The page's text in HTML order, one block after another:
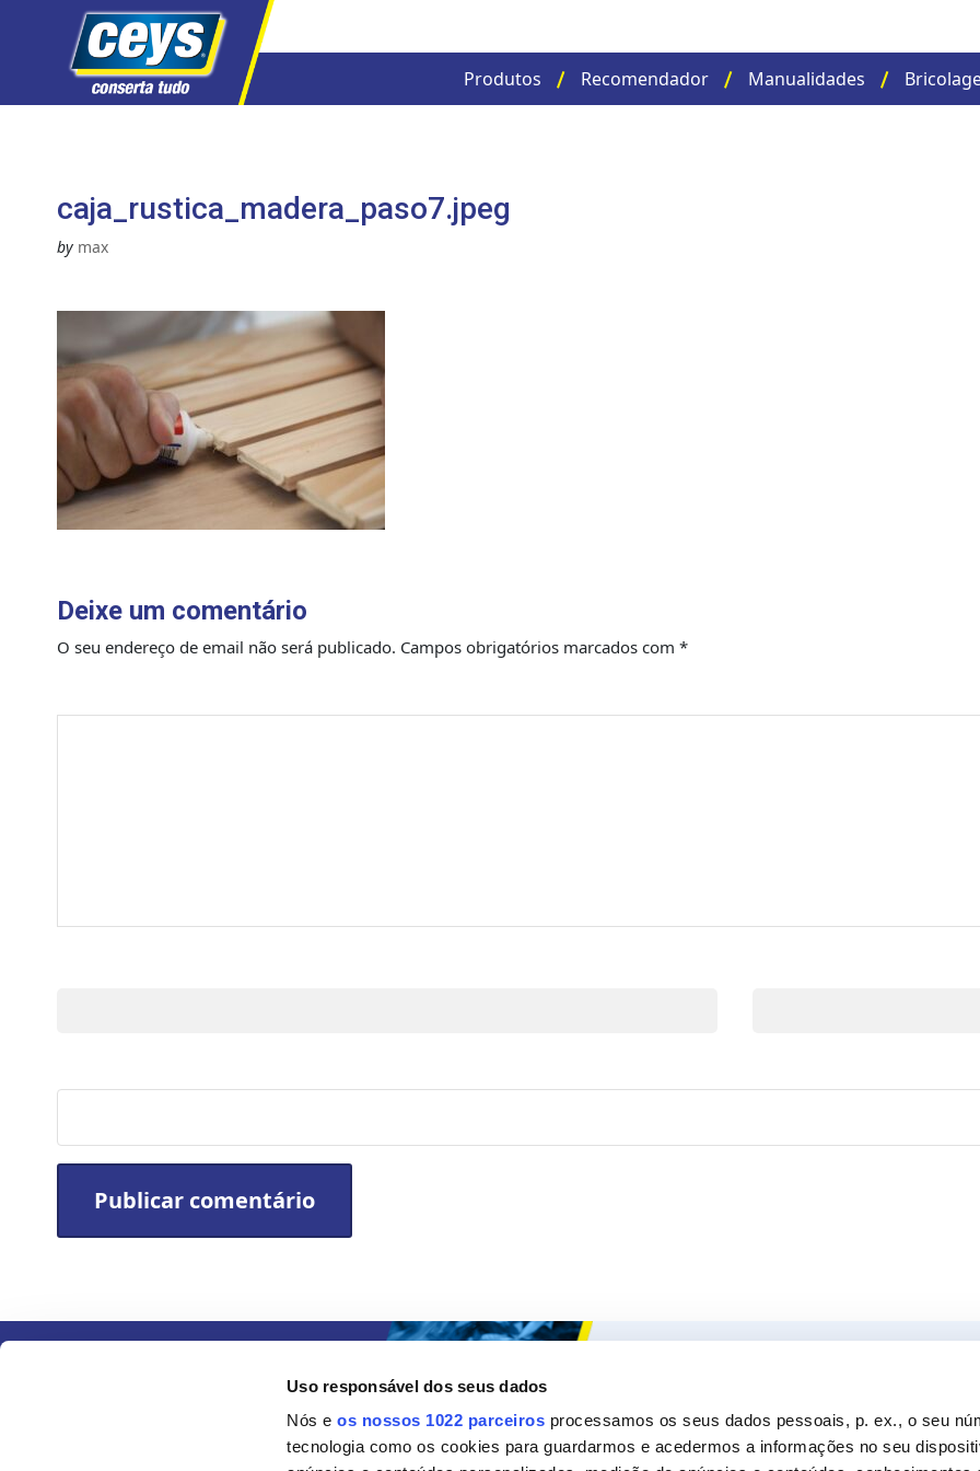
Uso responsável dos seus dados
Nós eos nossos 1022 parceiros processamos os seus dados pessoais, p. ex., o seu
tecnologia como os cookies para guardarmos e acedermos a informações no seu
Produtos Recomendador Manualidades
caja_rustica_madera_paso7.jpeg
by max
Deixe um comentário
O seu endereço de email não será publicado. Campos obrigatórios marcados com *
Sobre a Ceys
Manualidades